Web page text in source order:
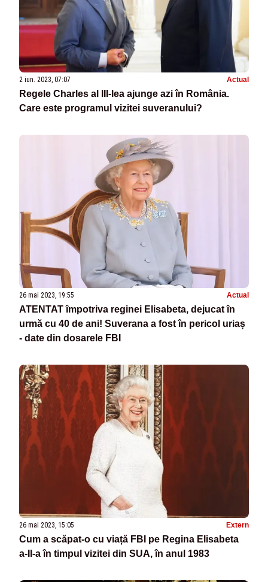
2 iun. 2023, 07:07 Actual
Regele Charles al III-lea ajunge azi în România.
Care este programul vizitei suveranului?
26 mai 2023, 19:55 Actual
ATENTAT împotriva reginei Elisabeta, dejucat în
urmă cu 40 de ani! Suverana a fost în pericol uriaș
- date din dosarele FBI
26 mai 2023, 15:05 Extern
Cum a scăpat-o cu viață FBI pe Regina Elisabeta
a-II-a în timpul vizitei din SUA, în anul 1983